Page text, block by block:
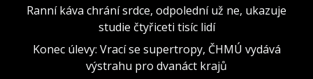
Ranní káva chrání srdce, odpolední už ne, ukazuje
studie čtyřiceti tisíc lidí
Konec úlevy: Vrací se supertropy, ČHMÚ vydává
výstrahu pro dvanáct krajů